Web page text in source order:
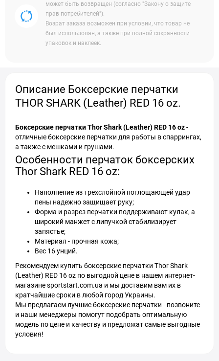
может быть возвращен (согласно "Закону о защите
прав потребителей").
Возрат заказа возможен при условии, что товар не
был использован, а также при полной сохранности
упаковок и наклеек.
Описание Боксерские перчатки
THOR SHARK (Leather) RED 16 oz.
Боксерские перчатки Thor Shark (Leather) RED 16 oz-
отличные боксерские перчатки для работы в спаррингах,
а также с мешками и грушами.
Особенности перчаток боксерских
Thor Shark RED 16 oz:
Наполнение из трехслойной поглощающей удар
пены надежно защищает руку;
Форма и разрез перчатки поддерживают кулак, а
широкий манжет с липучкой стабилизирует
запястье;
Материал - прочная кожа;
Вес 16 унций.
Рекомендуем купить боксерские перчатки Thor Shark
(Leather) RED 16 oz по выгодной цене в нашем интернет-
магазине sportstart.com.ua и мы доставим вам их в
кратчайшие сроки в любой город Украины.
Мы предлагаем лучшие боксерские перчатки - позвоните
и наши менеджеры помогут подобрать оптимальную
модель по цене и качеству и предложат самые выгодные
условия!